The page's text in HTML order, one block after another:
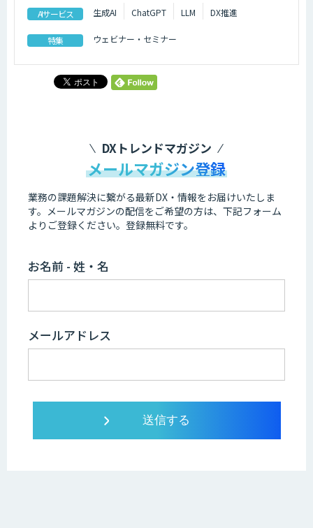
AIサービス 生成AI ChatGPT LLM DX推進
特集 ウェビナー・セミナー
DXトレンドマガジン
メールマガジン登録
業務の課題解決に繋がる最新DX・情報をお届けいたしま
す。 メールマガジンの配信をご希望の方は、下記フォーム
よりご登録ください。登録無料です。
お名前 - 姓・名
メールアドレス